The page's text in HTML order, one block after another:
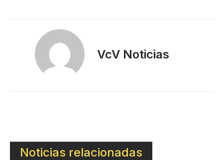
VcV Noticias
Noticias relacionadas